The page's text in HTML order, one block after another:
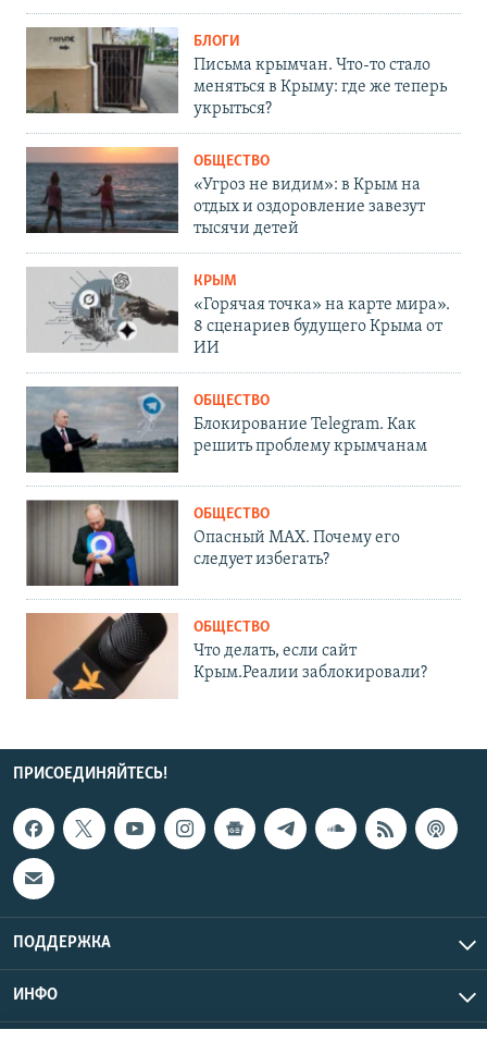
БЛОГИ
Письма крымчан. Что-то стало
меняться в Крыму: где же теперь
укрыться?
ОБЩЕСТВО
«Угроз не видим»: в Крым на
отдых и оздоровление завезут
тысячи детей
КРЫМ
«Горячая точка» на карте мира».
8 сценариев будущего Крыма от
ИИ
ОБЩЕСТВО
Блокирование Telegram. Как
решить проблему крымчанам
ОБЩЕСТВО
Опасный MAX. Почему его
следует избегать?
ОБЩЕСТВО
Что делать, если сайт
Крым.Реалии заблокировали?
ПРИСОЕДИНЯЙТЕСЬ!
ПОДДЕРЖКА
ИНФО